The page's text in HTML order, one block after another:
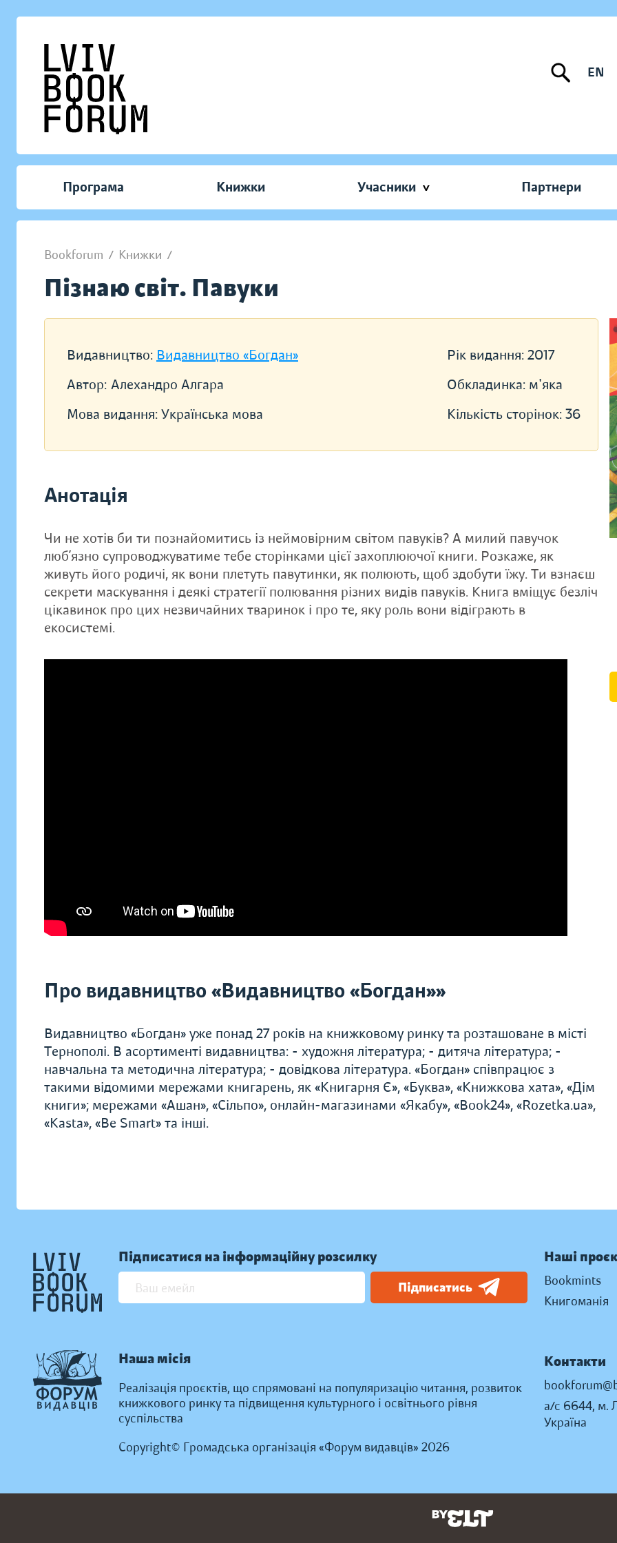
EN
Програма Книжки Учасники Партнери
Bookforum / Книжки /
Пізнаю світ. Павуки
Видавництво: Видавництво «Богдан»
Автор: Алехандро Алгара
Мова видання: Українська мова
Рік видання: 2017
Обкладинка: м'яка
Кількість сторінок: 36
Анотація
Чи не хотів би ти познайомитись із неймовірним світом павуків? А милий павучок
люб’язно супроводжуватиме тебе сторінками цієї захоплюючої книги. Розкаже, як
живуть його родичі, як вони плетуть павутинки, як полюють, щоб здобути їжу. Ти взнаєш
секрети маскування і деякі стратегії полювання різних видів павуків. Книга вміщує безліч
цікавинок про цих незвичайних тваринок і про те, яку роль вони відіграють в
екосистемі.
Про видавництво «Видавництво «Богдан»»
Видавництво «Богдан» уже понад 27 років на книжковому ринку та розташоване в місті
Тернополі. В асортименті видавництва: - художня література; - дитяча література; -
навчальна та методична література; - довідкова література. «Богдан» співпрацює з
такими відомими мережами книгарень, як «Книгарня Є», «Буква», «Книжкова хата», «Дім
книги»; мережами «Ашан», «Сільпо», онлайн-магазинами «Якабу», «Book24», «Rozetka.ua»,
«Kasta», «Be Smart» та інші.
Підписатися на інформаційну розсилку
Підписатись
Наша місія
Реалізація проєктів, що спрямовані на популяризацію читання, розвиток
книжкового ринку та підвищення культурного і освітнього рівня
суспільства
Copyright© Громадська організація «Форум видавців» 2026
Наші
Bookmints
Книгоманія
Контакти
а/с 6644, м.
Україна